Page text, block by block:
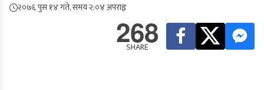
२०७६ पुस १४ गते, समय २:०४ अपराह्न
268
SHARE